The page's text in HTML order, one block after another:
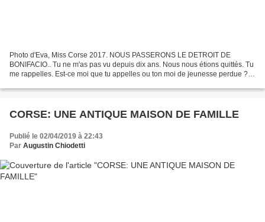
Photo d'Eva, Miss Corse 2017. NOUS PASSERONS LE DETROIT DE
BONIFACIO.. Tu ne m'as pas vu depuis dix ans. Nous nous étions quittés. Tu
me rappelles. Est-ce moi que tu appelles ou ton moi de jeunesse perdue ?
CORSE: UNE ANTIQUE MAISON DE FAMILLE
Publié le 02/04/2019 à 22:43
Par Augustin Chiodetti